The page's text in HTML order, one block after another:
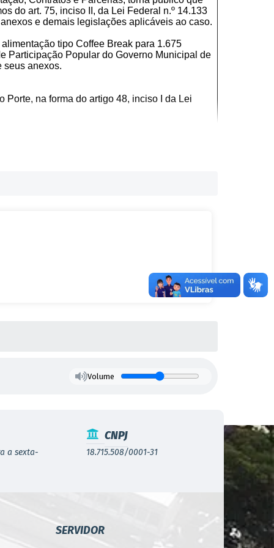
do art. 75, inciso II, da Lei Federal n.º 14.133
e demais legislações aplicáveis ao caso.
tipo Coffee Break para 1.675
Participação Popular do Governo Municipal de
seus anexos.
Porte, na forma do artigo 48, inciso I da Lei
Volume
a sexta-
CNPJ
18.715.508/0001-31
SERVIDOR